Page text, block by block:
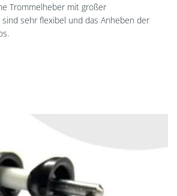
Trommelheber mit großer
sehr flexibel und das Anheben der